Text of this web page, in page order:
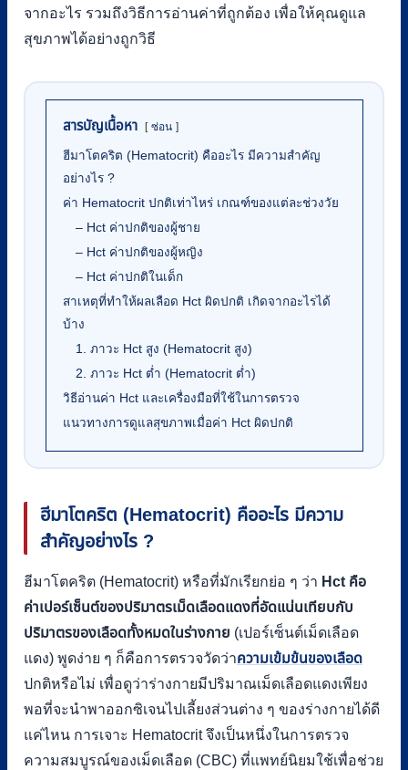
จากอะไร รวมถึงวิธีการอ่านค่าที่ถูกต้อง เพื่อให้คุณดูแล
สุขภาพได้อย่างถูกวิธี
สารบัญเนื้อหา ซ่อน
ฮีมาโตคริต (Hematocrit) คืออะไร มีความสำคัญ
อย่างไร ?
ค่า Hematocrit ปกติเท่าไหร่ เกณฑ์ของแต่ละช่วงวัย
– Hct ค่าปกติของผู้ชาย
– Hct ค่าปกติของผู้หญิง
– Hct ค่าปกติในเด็ก
สาเหตุที่ทำให้ผลเลือด Hct ผิดปกติ เกิดจากอะไรได้
บ้าง
1. ภาวะ Hct สูง (Hematocrit สูง)
2. ภาวะ Hct ต่ำ (Hematocrit ต่ำ)
วิธีอ่านค่า Hct และเครื่องมือที่ใช้ในการตรวจ
แนวทางการดูแลสุขภาพเมื่อค่า Hct ผิดปกติ
ฮีมาโตคริต (Hematocrit) คืออะไร มีความ
สำคัญอย่างไร ?
ฮีมาโตคริต (Hematocrit) หรือที่มักเรียกย่อ ๆ ว่า Hct คือ
ค่าเปอร์เซ็นต์ของปริมาตรเม็ดเลือดแดงที่อัดแน่นเทียบกับ
ปริมาตรของเลือดทั้งหมดในร่างกาย (เปอร์เซ็นต์เม็ดเลือด
แดง) พูดง่าย ๆ ก็คือการตรวจวัดว่าความเข้มข้นของเลือด
ปกติหรือไม่ เพื่อดูว่าร่างกายมีปริมาณเม็ดเลือดแดงเพียง
พอที่จะนำพาออกซิเจนไปเลี้ยงส่วนต่าง ๆ ของร่างกายได้ดี
แค่ไหน การเจาะ Hematocrit จึงเป็นหนึ่งในการตรวจ
ความสมบูรณ์ของเม็ดเลือด (CBC) ที่แพทย์นิยมใช้เพื่อช่วย